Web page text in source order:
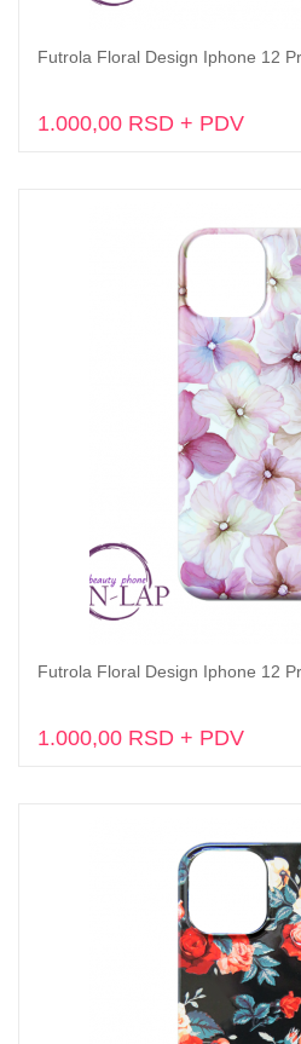
Dodaj
Futrola Floral Design Iphone 12
1.000,00 RSD + PDV
Dodaj
Futrola Floral Design Iphone 12
1.000,00 RSD + PDV